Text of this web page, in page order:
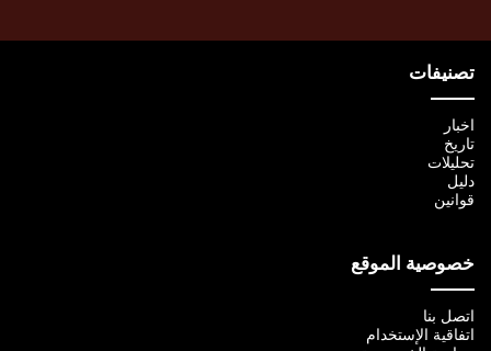
تصنيفات
اخبار
تاريخ
تحليلات
دليل
قوانين
خصوصية الموقع
اتصل بنا
اتفاقية الإستخدام